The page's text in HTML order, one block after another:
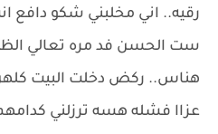
رقيه.. اني مخلبني شكو دافع
ست الحسن فد مره تعالي
هناس.. ركض دخلت البيت
عزاا فشله هسه ترزلني